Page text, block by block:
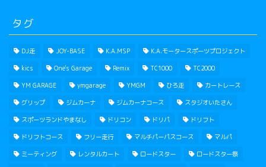
タグ
DJ走 JOY-BASE K.A.MSP K.A.モータースポーツプロジェクト
kics One's Garage Remix TC1000 TC2000
YM GARAGE ymgarage YMGM ひろ走 カートレース
グリップ ジムカーナ ジムカーナコース スタジオいたさん
スポーツランドやまなし ドリコン ドリパ ドリフト
ドリフトコース フリー走行 マルチパーパスコース マルパ
ミーティング レンタルカート ロードスター ロードスター祭